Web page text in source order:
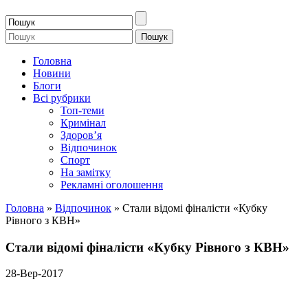
Головна
Новини
Блоги
Всі рубрики
Топ-теми
Кримінал
Здоров’я
Відпочинок
Спорт
На замітку
Рекламні оголошення
Головна » Відпочинок » Стали відомі фіналісти «Кубку
Рівного з КВН»
Стали відомі фіналісти «Кубку Рівного з КВН»
28-Вер-2017